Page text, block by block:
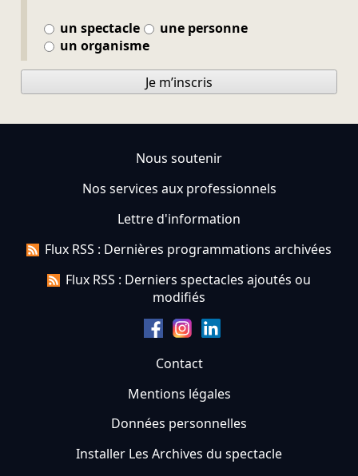
un spectacle
une personne
un organisme
Je m’inscris
Nous soutenir
Nos services aux professionnels
Lettre d'information
Flux RSS : Dernières programmations archivées
Flux RSS : Derniers spectacles ajoutés ou
modifiés
Contact
Mentions légales
Données personnelles
Installer Les Archives du spectacle